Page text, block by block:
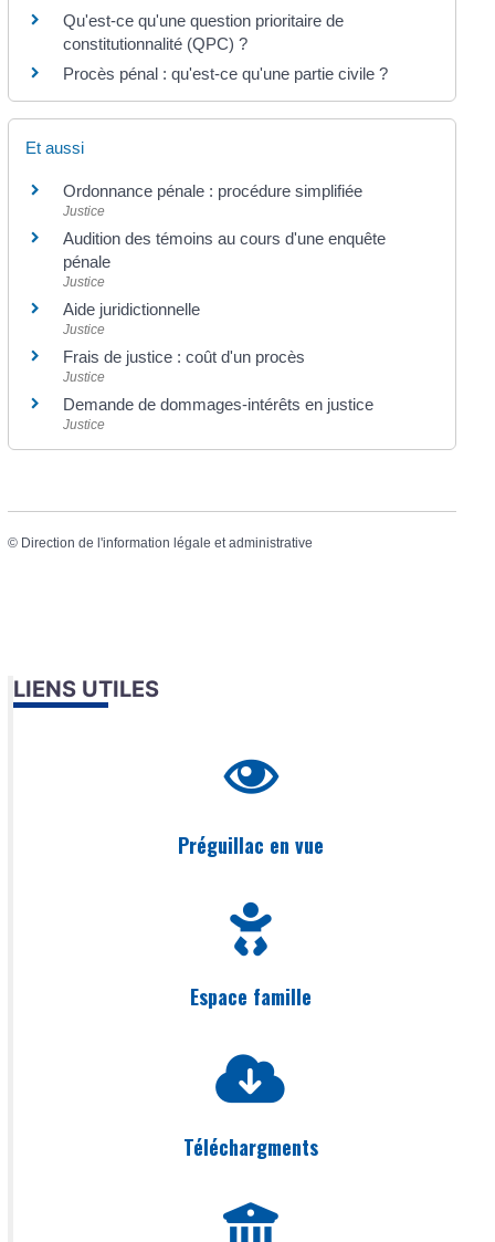
Qu'est-ce qu'une question prioritaire de
constitutionnalité (QPC) ?
Procès pénal : qu'est-ce qu'une partie civile ?
Et aussi
Ordonnance pénale : procédure simplifiée
Justice
Audition des témoins au cours d'une enquête
pénale
Justice
Aide juridictionnelle
Justice
Frais de justice : coût d'un procès
Justice
Demande de dommages-intérêts en justice
Justice
© Direction de l'information légale et administrative
LIENS UTILES
Préguillac en vue
Espace famille
Téléchargments